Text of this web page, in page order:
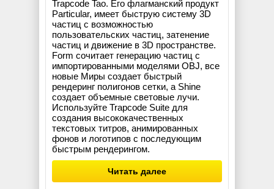
Trapcode Tao. Его флагманский продукт
Particular, имеет быструю систему 3D
частиц с возможностью
пользовательских частиц, затенение
частиц и движение в 3D пространстве.
Form сочитает генерацию частиц с
импортированными моделями OBJ, все
новые Миры создает быстрый
рендеринг полигонов сетки, а Shine
создает объемные световые лучи.
Используйте Trapcode Suite для
создания высококачественных
текстовых титров, анимированных
фонов и логотипов с последующим
быстрым рендерингом.
Читать далее